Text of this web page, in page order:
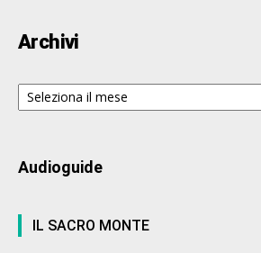
Archivi
Archivi
Audioguide
IL SACRO MONTE